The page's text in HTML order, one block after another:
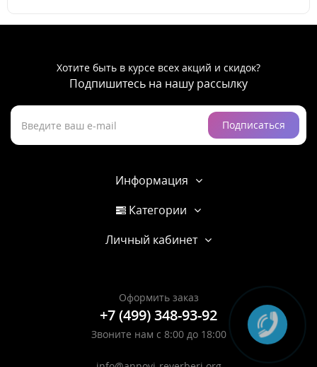
Хотите быть в курсе всех акций и скидок?
Подпишитесь на нашу рассылку
Подписаться
Информация
Категории
Личный кабинет
Оформить заказ
+7 (499) 348-93-92
Звоните нам с 8:00 до 18:00